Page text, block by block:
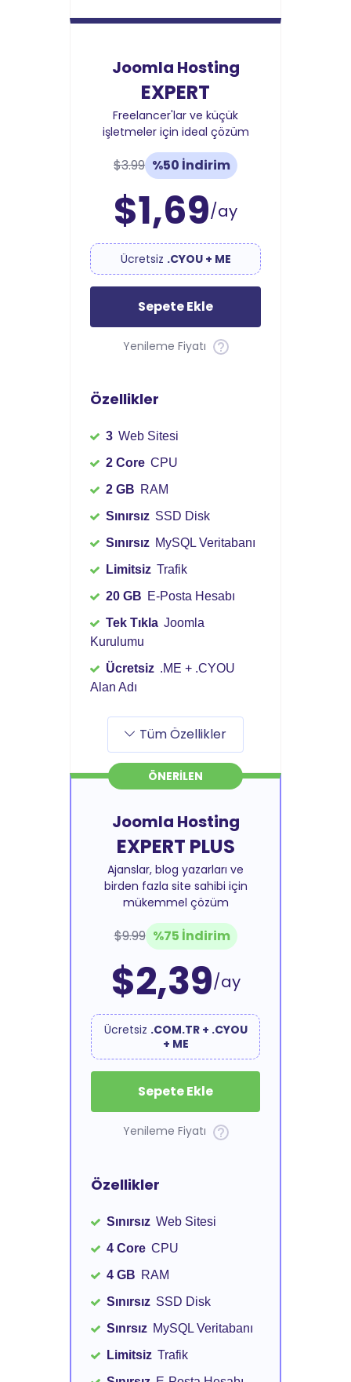
Joomla Hosting
EXPERT
Freelancer'lar ve küçük
işletmeler için ideal çözüm
$3.99 %50 İndirim
$1,69/ay
Ücretsiz .CYOU + ME
Sepete Ekle
Yenileme Fiyatı
Özellikler
3 Web Sitesi
2 Core CPU
2 GB RAM
Sınırsız SSD Disk
Sınırsız MySQL Veritabanı
Limitsiz Trafik
20 GB E-Posta Hesabı
Tek Tıkla Joomla
Kurulumu
Ücretsiz .ME + .CYOU
Alan Adı
Tüm Özellikler
ÖNERILEN
Joomla Hosting
EXPERT PLUS
Ajanslar, blog yazarları ve
birden fazla site sahibi için
mükemmel çözüm
$9.99 %75 İndirim
$2,39/ay
Ücretsiz .COM.TR + .CYOU
+ ME
Sepete Ekle
Yenileme Fiyatı
Özellikler
Sınırsız Web Sitesi
4 Core CPU
4 GB RAM
Sınırsız SSD Disk
Sınrsız MySQL Veritabanı
Limitsiz Trafik